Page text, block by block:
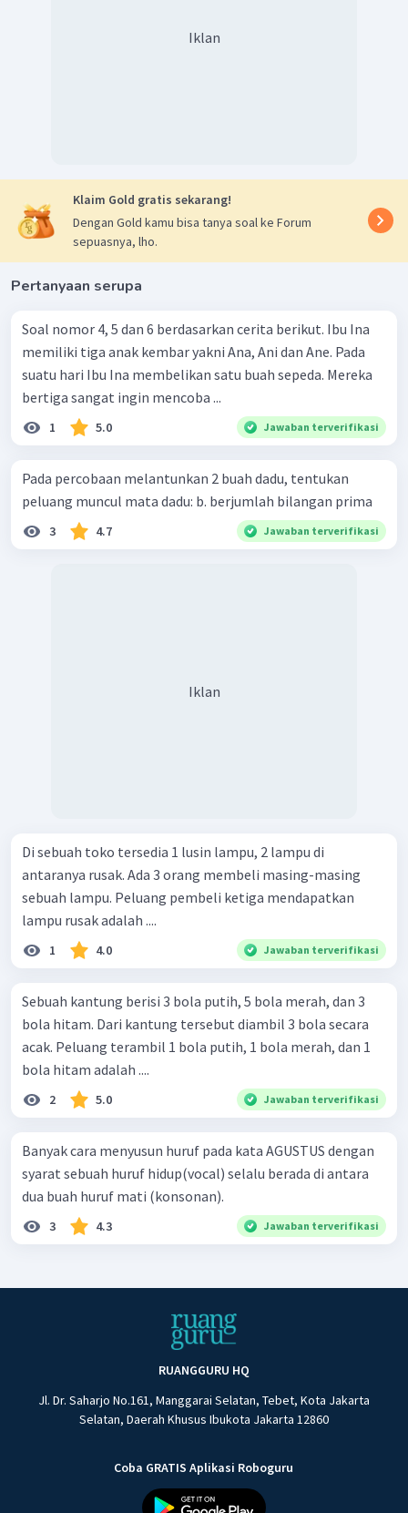
Iklan
Klaim Gold gratis sekarang!
Dengan Gold kamu bisa tanya soal ke Forum
sepuasnya, lho.
Pertanyaan serupa
Soal nomor 4, 5 dan 6 berdasarkan cerita berikut. Ibu Ina
memiliki tiga anak kembar yakni Ana, Ani dan Ane. Pada
suatu hari Ibu Ina membelikan satu buah sepeda. Mereka
bertiga sangat ingin mencoba ...
1 5.0 Jawaban terverifikasi
Pada percobaan melantunkan 2 buah dadu, tentukan
peluang muncul mata dadu: b. berjumlah bilangan prima
3 4.7 Jawaban terverifikasi
Iklan
Di sebuah toko tersedia 1 lusin lampu, 2 lampu di
antaranya rusak. Ada 3 orang membeli masing-masing
sebuah lampu. Peluang pembeli ketiga mendapatkan
lampu rusak adalah ....
1 4.0 Jawaban terverifikasi
Sebuah kantung berisi 3 bola putih, 5 bola merah, dan 3
bola hitam. Dari kantung tersebut diambil 3 bola secara
acak. Peluang terambil 1 bola putih, 1 bola merah, dan 1
bola hitam adalah ....
2 5.0 Jawaban terverifikasi
Banyak cara menyusun huruf pada kata AGUSTUS dengan
syarat sebuah huruf hidup(vocal) selalu berada di antara
dua buah huruf mati (konsonan).
3 4.3 Jawaban terverifikasi
RUANGGURU HQ
Jl. Dr. Saharjo No.161, Manggarai Selatan, Tebet, Kota Jakarta
Selatan, Daerah Khusus Ibukota Jakarta 12860
Coba GRATIS Aplikasi Roboguru